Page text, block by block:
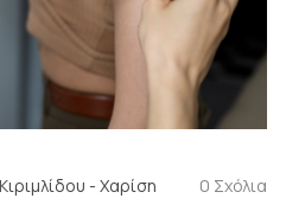
- Χαρίση 0 Σχόλια